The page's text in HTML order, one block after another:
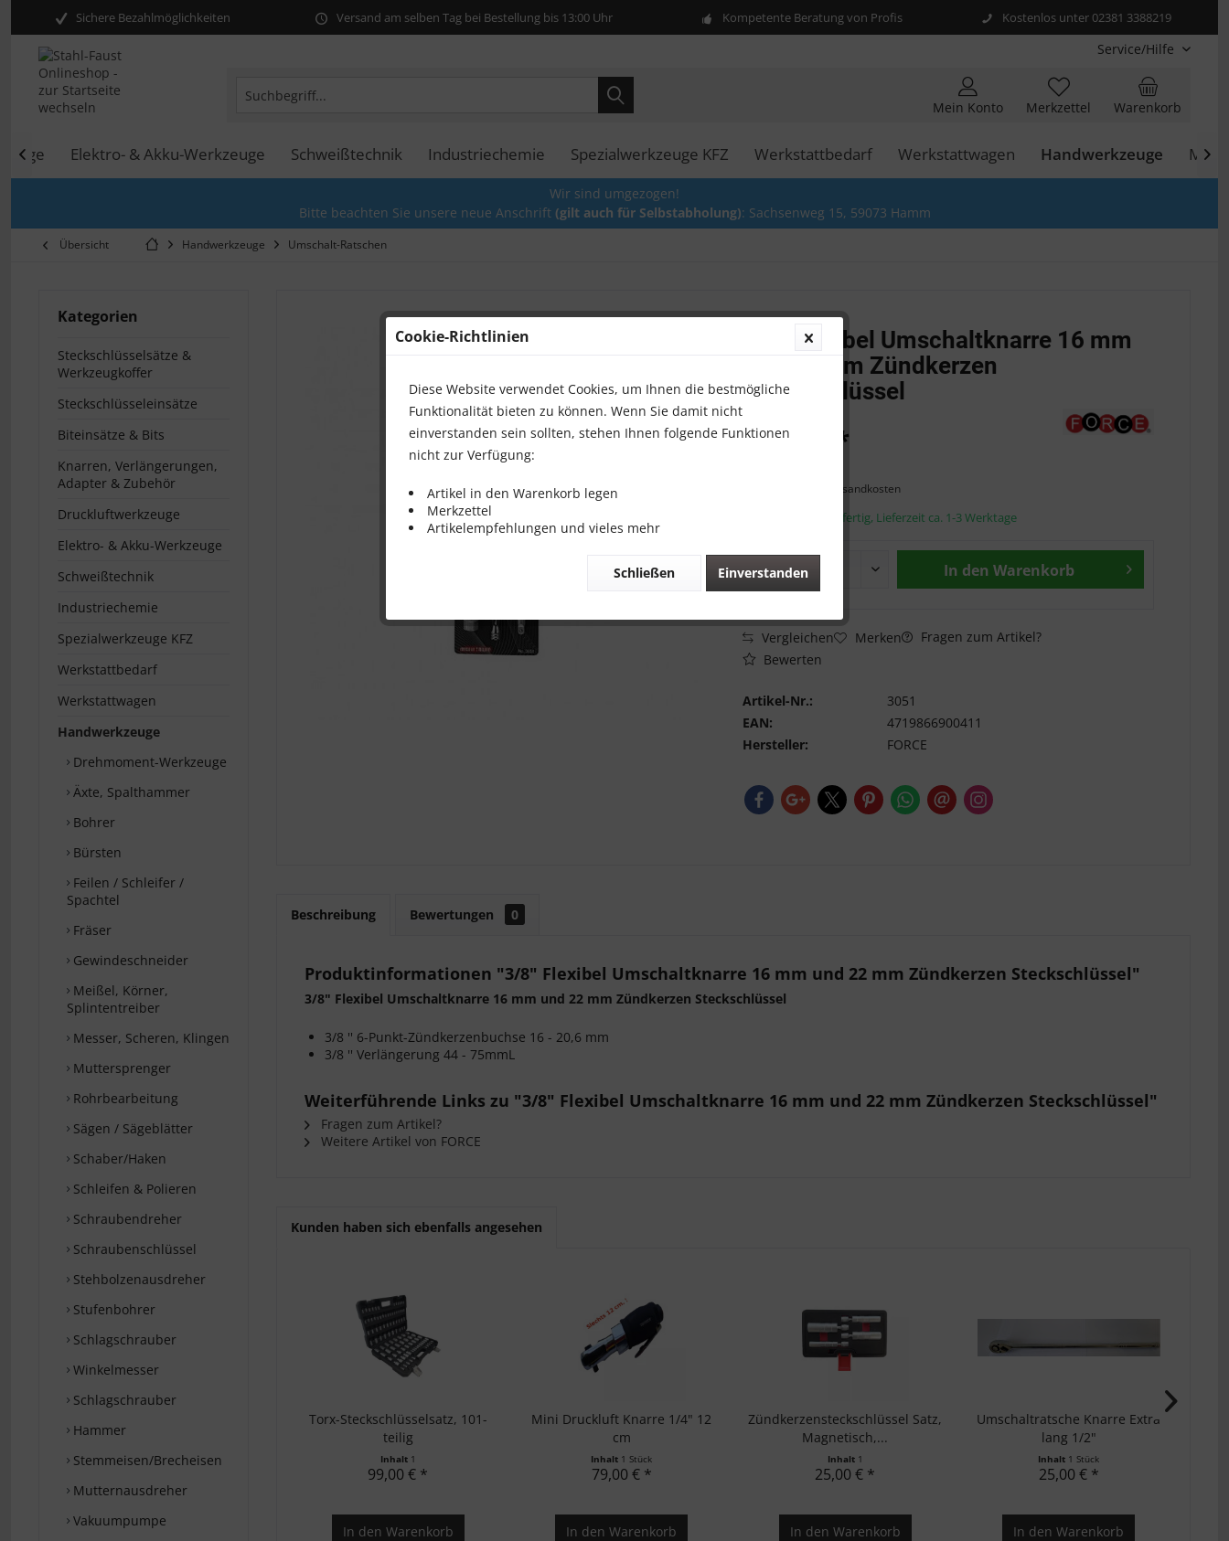
Sichere Bezahlmöglichkeiten Versand am selben Tag bei Bestellung bis 13:00 Uhr Kompetente Beratung von Profis Kostenlos unter 02381 3388219
Service/Hilfe
Warenkorb
Merkzettel
Mein Konto
Elektro- & Akku-Werkzeuge Schweißtechnik Industriechemie Spezialwerkzeuge KFZ Werkstattbedarf Werkstattwagen Handwerkzeuge
 
Wir sind umgezogen!
Bitte beachten Sie unsere neue Anschrift (gilt auch für Selbstabholung): Sachsenweg 15, 59073 Hamm
Übersicht Handwerkzeuge Umschalt-Ratschen
Kategorien
Steckschlüsselsätze &
Werkzeugkoffer
Steckschlüsseleinsätze
Biteinsätze & Bits
Knarren, Verlängerungen,
Adapter & Zubehör
Druckluftwerkzeuge
Elektro- & Akku-Werkzeuge
Schweißtechnik
Industriechemie
Spezialwerkzeuge KFZ
Werkstattbedarf
Werkstattwagen
Handwerkzeuge
Drehmoment-Werkzeuge
Äxte, Spalthammer
Bohrer
Bürsten
Feilen / Schleifer /
Spachtel
Fräser
Gewindeschneider
Meißel, Körner,
Splintentreiber
Messer, Scheren, Klingen
Muttersprenger
Rohrbearbeitung
Sägen / Sägeblätter
Schaber/Haken
Schleifen & Polieren
Schraubendreher
Schraubenschlüssel
Stehbolzenausdreher
Stufenbohrer
Schlagschrauber
Winkelmesser
Schlagschrauber
Hammer
Stemmeisen/Brecheisen
Mutternausdreher
Vakuumpumpe
3/8" Flexibel Umschaltknarre 16 mm
und 22 mm Zündkerzen
Steckschlüssel
25,00 € *
zzgl. Versandkosten
Sofort versandfertig, Lieferzeit ca. 1-3 Werktage
In den Warenkorb
Vergleichen Merken
Fragen zum Artikel?
Bewerten
Artikel-Nr.:
3051
EAN:
4719866900411
Hersteller:
FORCE
Beschreibung Bewertungen 0
Produktinformationen "3/8" Flexibel Umschaltknarre 16 mm und 22 mm Zündkerzen Steckschlüssel"
3/8" Flexibel Umschaltknarre 16 mm und 22 mm Zündkerzen Steckschlüssel
3/8 '' 6-Punkt-Zündkerzenbuchse 16 - 20,6 mm
3/8 '' Verlängerung 44 - 75mmL
Weiterführende Links zu "3/8" Flexibel Umschaltknarre 16 mm und 22 mm Zündkerzen Steckschlüssel"
Fragen zum Artikel?
Weitere Artikel von FORCE
Kunden haben sich ebenfalls angesehen
Torx-Steckschlüsselsatz, 101-
teilig
Inhalt 1
99,00 € *
In den Warenkorb
Mini Druckluft Knarre 1/4" 12
cm
Inhalt 1 Stück
79,00 € *
In den Warenkorb
Zündkerzensteckschlüssel Satz,
Magnetisch,...
Inhalt 1
25,00 € *
In den Warenkorb
Umschaltratsche Knarre Extra
lang 1/2"
Inhalt 1 Stück
25,00 € *
In den Warenkorb
Cookie-Richtlinien
Diese Website verwendet Cookies, um Ihnen die bestmögliche
Funktionalität bieten zu können. Wenn Sie damit nicht
einverstanden sein sollten, stehen Ihnen folgende Funktionen
nicht zur Verfügung:
Artikel in den Warenkorb legen
Merkzettel
Artikelempfehlungen und vieles mehr
Einverstanden
Schließen